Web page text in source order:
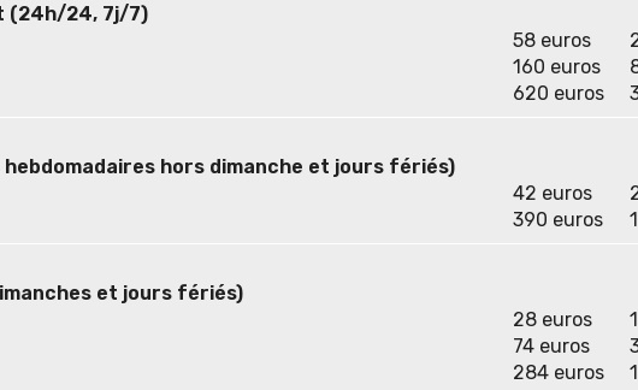
(24h/24, 7j/7)
58 euros
160 euros
620 euros
hebdomadaires hors dimanche et jours fériés)
42 euros
390 euros
et jours fériés)
28 euros
74 euros
284 euros